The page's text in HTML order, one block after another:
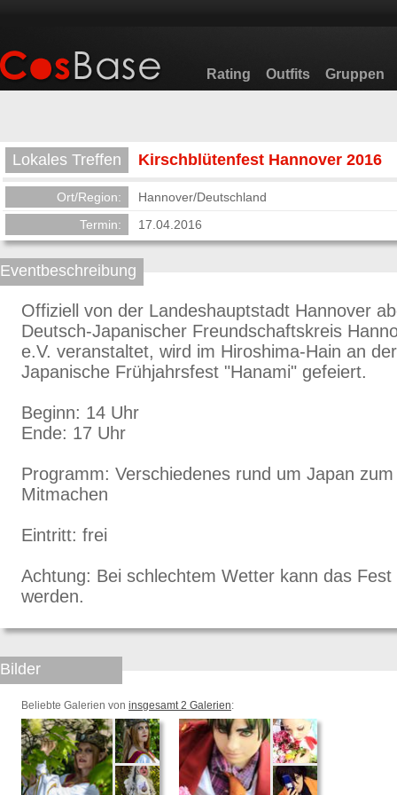
Rating Outfits Gruppen
Lokales Treffen Kirschblütenfest Hannover 2016
Ort/Region:
Hannover/Deutschland
Termin:
17.04.2016
Eventbeschreibung
Offiziell von der Landeshauptstadt Hannover
Deutsch-Japanischer Freundschaftskreis
e.V. veranstaltet, wird im Hiroshima-Hain an
Japanische Frühjahrsfest "Hanami" gefeiert.
Beginn: 14 Uhr
Ende: 17 Uhr
Programm: Verschiedenes rund um Japan
Mitmachen
Eintritt: frei
Achtung: Bei schlechtem Wetter kann das
werden.
Bilder
Beliebte Galerien von insgesamt 2 Galerien: